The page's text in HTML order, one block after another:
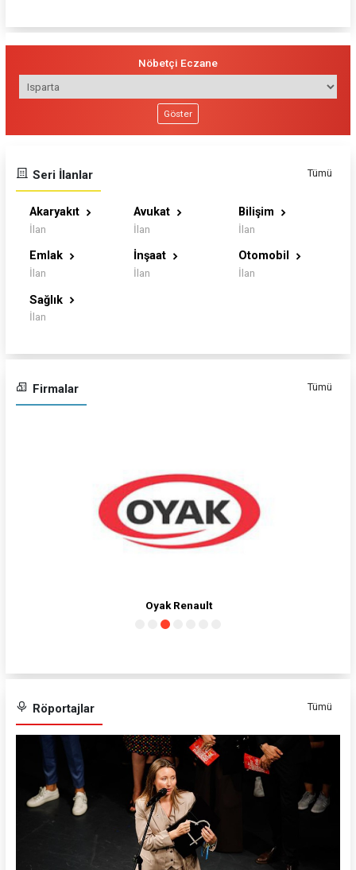
Nöbetçi Eczane
Göster
Seri İlanlar Tümü
Akaryakıt
İlan
Avukat
İlan
Bilişim
İlan
Emlak
İlan
İnşaat
İlan
Otomobil
İlan
Sağlık
İlan
Firmalar Tümü
Toyota
Röportajlar Tümü